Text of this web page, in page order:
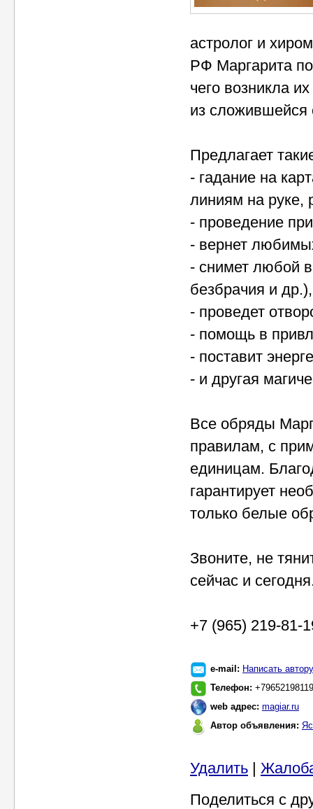
астролог и
РФ Маргарита
чего возникла
из сложившейся
Предлагает
- гадание на
линиям на руке,
- проведение
- вернет
- снимет любой
безбрачия и др.),
- проведет
- помощь в
- поставит
- и другая
Все обряды
правилам, с
единицам.
гарантирует
только белые
Звоните, не
сейчас и
+7 (965) 219-81-
e-mail: Написать автору
Телефон: +79652198119
web адрес: magiar.ru
Автор объявления:
Удалить |
Поделиться с